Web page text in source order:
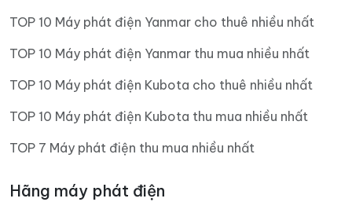
TOP 10 Máy phát điện Yanmar cho thuê nhiều nhất
TOP 10 Máy phát điện Yanmar thu mua nhiều nhất
TOP 10 Máy phát điện Kubota cho thuê nhiều nhất
TOP 10 Máy phát điện Kubota thu mua nhiều nhất
TOP 7 Máy phát điện thu mua nhiều nhất
Hãng máy phát điện